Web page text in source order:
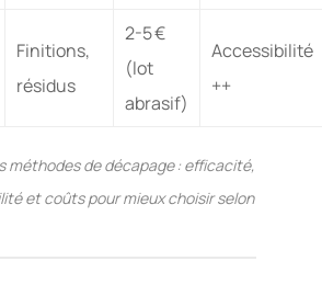
Finitions,
résidus
2-5 €
(lot
abrasif)
Accessibilité
++
méthodes de décapage : efficacité,
et coûts pour mieux choisir selon